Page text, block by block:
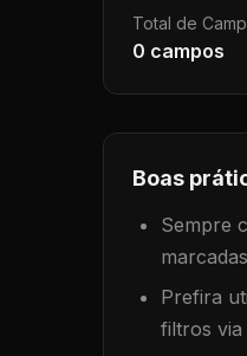
Total de
0 campos
Boas
Sempre
Prefira
filtros via